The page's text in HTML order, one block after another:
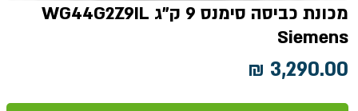
מכונת כביסה סימנס 9 ק"ג WG44G2Z9IL
Siemens